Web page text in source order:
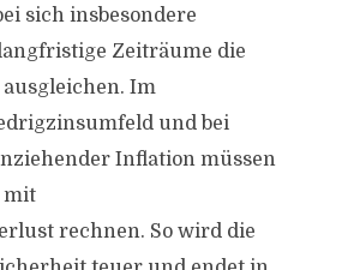
sich insbesondere
Zeiträume die
Im
und bei
Inflation müssen
mit
rechnen. So wird die